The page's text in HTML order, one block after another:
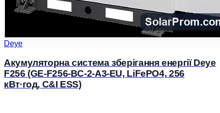
Deye
Акумуляторна система зберігання енергії Deye
F256 (GE-F256-BC-2-A3-EU, LiFePO4, 256
кВт·год, C&I ESS)